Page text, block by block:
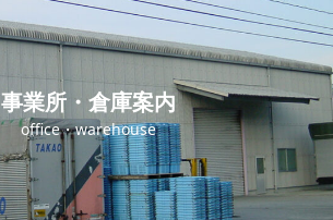
事業所・倉庫案内
office・warehouse